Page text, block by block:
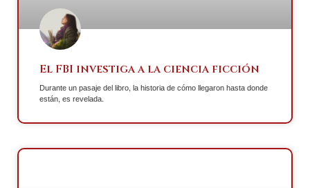
El FBI investiga a la ciencia ficción
Durante un pasaje del libro, la historia de cómo llegaron hasta donde
están, es revelada.